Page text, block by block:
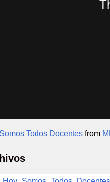
Todos Docentes from